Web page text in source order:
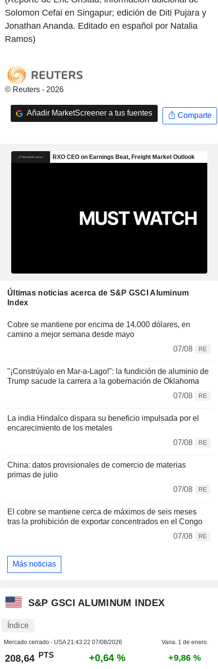
Solomon Cefai en Singapur; edición de Diti Pujara y
Jonathan Ananda. Editado en español por Natalia
Ramos)
© Reuters - 2026
Añadir MarketScreener a tus fuentes Comparte
Últimas noticias acerca de S&P GSCI Aluminum
Index
Cobre se mantiene por encima de 14.000 dólares, en
camino a mejor semana desde mayo
07/08
RE
"¡Constrúyalo en Mar-a-Lago!": la fundición de aluminio de
Trump sacude la carrera a la gobernación de Oklahoma
07/08
RE
La india Hindalco dispara su beneficio impulsada por el
encarecimiento de los metales
07/08
RE
China: datos provisionales de comercio de materias
primas de julio
07/08
RE
El cobre se mantiene cerca de máximos de seis meses
tras la prohibición de exportar concentrados en el Congo
07/08
RE
Más noticias
S&P GSCI ALUMINUM INDEX
Índice
Mercado cerrado - USA21:43:22 07/08/2026 Varia. 1 de enero.
208,64 PTS +0,64 % +9,86 %